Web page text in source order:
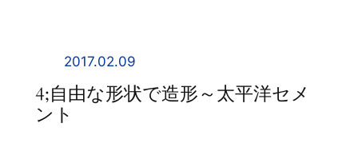
2017.02.09
4;自由な形状で造形～太平洋セメ
ント